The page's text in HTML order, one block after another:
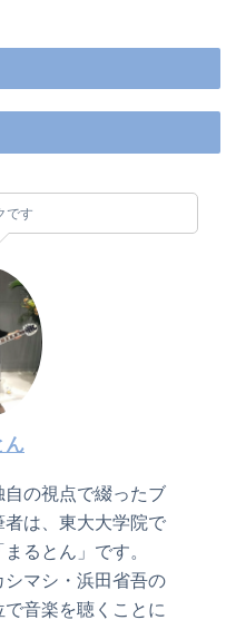
です
ん
の視点で綴ったブ
者は、東大大学院で
るとん」です。
シマシ・浜田省吾の
音楽を聴くことに